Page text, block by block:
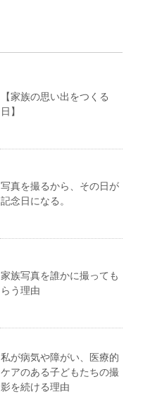
【家族の思い出をつくる
日】
写真を撮るから、その日が
記念日になる。
家族写真を誰かに撮っても
らう理由
私が病気や障がい、医療的
ケアのある子どもたちの撮
影を続ける理由